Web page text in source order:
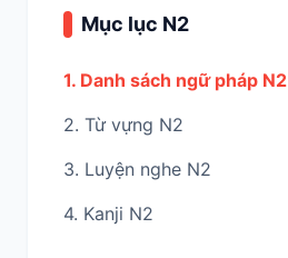
Mục lục N2
1. Danh sách ngữ pháp N2
2. Từ vựng N2
3. Luyện nghe N2
4. Kanji N2